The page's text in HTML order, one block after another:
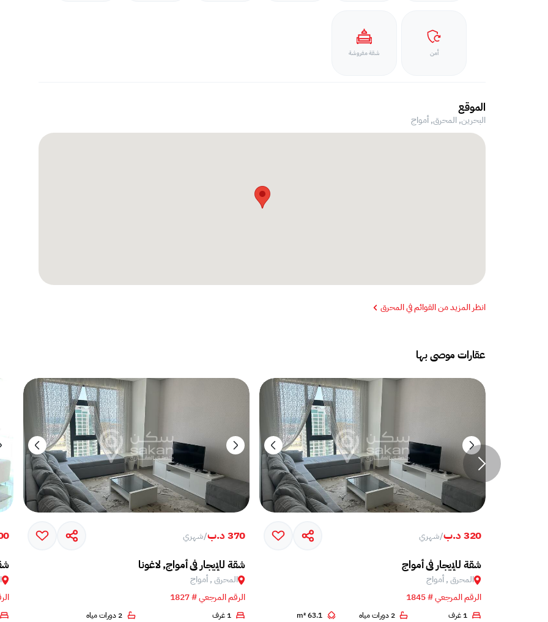
أمن شقة مفروشة
الموقع
البحرين, المحرق,أمواج
انظر المزيد من القوائم في المحرق
عقارات موصى بها
مع تراس ضخم في جزيرة أمواج
320 د.ب /شهري
شقة للإيجار في أمواج
المحرق , أمواج
الرقم المرجعي # 1845
1 غرف 2 دورات مياه 63.1 m²
370 د.ب /شهري
شقة للإيجار في أمواج, لاغونا
المحرق , أمواج
الرقم المرجعي # 1827
1 غرف 2 دورات مياه